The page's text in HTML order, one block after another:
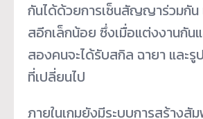
กันได้ด้วยการเซ็นสัญญาร่วมกัน
สอีกเล็กน้อย ซึ่งเมื่อแต่งงานกัน
สองคนจะได้รับสกิล ฉายา และ
ที่เปลี่ยนไป
ภายในเกมยังมีระบบการสร้างสั